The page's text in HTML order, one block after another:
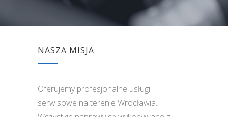
NASZA MISJA
Oferujemy profesjonalne usługi
serwisowe na terenie Wrocławia.